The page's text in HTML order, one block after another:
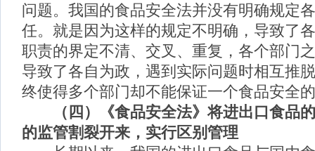
问题。我国的食品安全法并没有明确规定
任。就是因为这样的规定不明确，导致了
职责的界定不清、交叉、重复，各个部门
导致了各自为政，遇到实际问题时相互推
终使得多个部门却不能保证一个食品安全
（四）
《食品安全法》将进出口食品
的监管割裂开来，实行区别管理